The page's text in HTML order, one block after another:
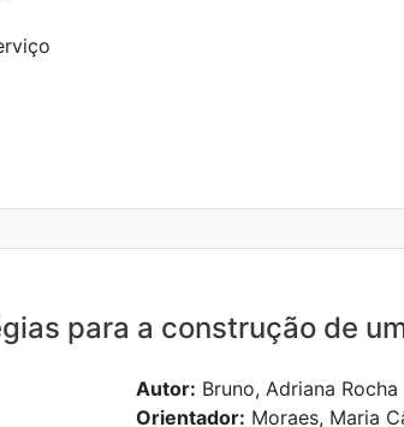
para a construção de
Autor: Bruno, Adriana Rocha
Orientador: Moraes, Maria